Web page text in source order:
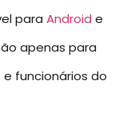
para Android e
apenas para
funcionários do